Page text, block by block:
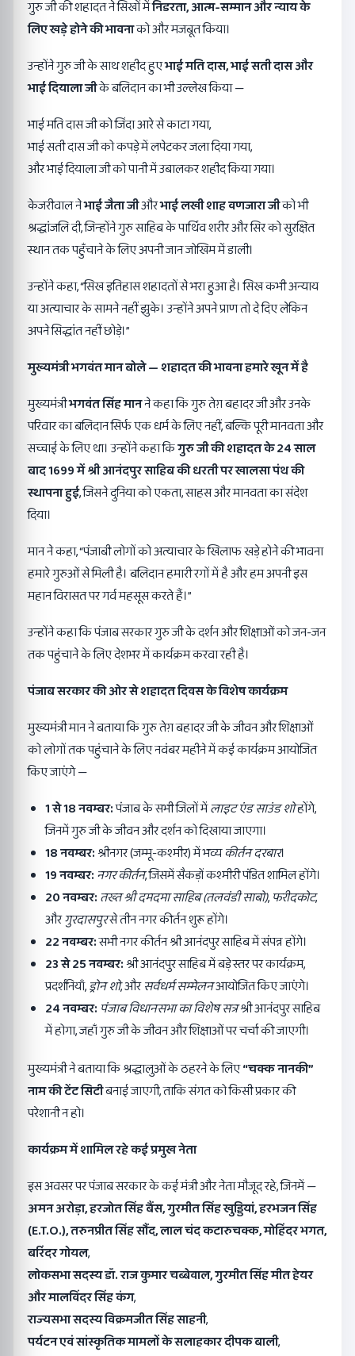
गुरु जी की शहादत ने सिखों मेंनिडरता,आत्म-सम्मान और न्याय के
लिए खड़े होने की भावनाको और मजबूत किया।
उन्होंने गुरु जी के साथ शहीद हुएभाई मति दास,भाई सती दास और
भाई दियाला जीके बलिदान का भी उल्लेख किया —
भाई मति दास जी को जिंदा आरे से काटा गया,
भाई सती दास जी को कपड़े में लपेटकर जला दिया गया,
और भाई दियाला जी को पानी में उबालकर शहीद किया गया।
केजरीवाल नेभाई जैता जीऔरभाई लखी शाह वणजारा जीको भी
श्रद्धांजलि दी, जिन्होंने गुरु साहिब के पार्थिव शरीर और सिर को सुरक्षित
स्थान तक पहुँचाने के लिए अपनी जान जोखिम में डाली।
उन्होंने कहा, “सिख इतिहास शहादतों से भरा हुआ है। सिख कभी अन्याय
या अत्याचार के सामने नहीं झुके। उन्होंने अपने प्राण तो दे दिए लेकिन
अपने सिद्धांत नहीं छोड़े।”
मुख्यमंत्री भगवंत मान बोले—शहादत की भावना हमारे खून में है
मुख्यमंत्रीभगवंत सिंह मानने कहा कि गुरु तेग़ बहादर जी और उनके
परिवार का बलिदान सिर्फ एक धर्म के लिए नहीं, बल्कि पूरी मानवता और
सच्चाई के लिए था। उन्होंने कहा किगुरु जी की शहादत के24साल
बाद1699में श्री आनंदपुर साहिब की धरती पर खालसा पंथ की
स्थापना हुई, जिसने दुनिया को एकता, साहस और मानवता का संदेश
दिया।
मान ने कहा, “पंजाबी लोगों को अत्याचार के खिलाफ खड़े होने की भावना
हमारे गुरुओं से मिली है। बलिदान हमारी रगों में है और हम अपनी इस
महान विरासत पर गर्व महसूस करते हैं।”
उन्होंने कहा कि पंजाब सरकार गुरु जी के दर्शन और शिक्षाओं को जन-जन
तक पहुंचाने के लिए देशभर में कार्यक्रम करवा रही है।
पंजाब सरकार की ओर से शहादत दिवस के विशेष कार्यक्रम
मुख्यमंत्री मान ने बताया कि गुरु तेग़ बहादर जी के जीवन और शिक्षाओं
को लोगों तक पहुंचाने के लिए नवंबर महीने में कई कार्यक्रम आयोजित
किए जाएंगे —
1से18नवम्बर:पंजाब के सभी जिलों मेंलाइट एंड साउंड शोहोंगे,
जिनमें गुरु जी के जीवन और दर्शन को दिखाया जाएगा।
18नवम्बर:श्रीनगर (जम्मू-कश्मीर) में भव्यकीर्तन दरबार।
19नवम्बर: नगर कीर्तन, जिसमें सैकड़ों कश्मीरी पंडित शामिल होंगे।
20नवम्बर: तख्त श्री दमदमा साहिब (तलवंडी साबो), फरीदकोट,
औरगुरदासपुरसे तीन नगर कीर्तन शुरू होंगे।
22नवम्बर:सभी नगर कीर्तन श्री आनंदपुर साहिब में संपन्न होंगे।
23से25नवम्बर:श्री आनंदपुर साहिब में बड़े स्तर पर कार्यक्रम,
प्रदर्शनियाँ,ड्रोन शो, औरसर्वधर्म सम्मेलनआयोजित किए जाएंगे।
24नवम्बर: पंजाब विधानसभा का विशेष सत्रश्री आनंदपुर साहिब
में होगा, जहाँ गुरु जी के जीवन और शिक्षाओं पर चर्चा की जाएगी।
मुख्यमंत्री ने बताया कि श्रद्धालुओं के ठहरने के लिए“चक्क नानकी”
नाम की टेंट सिटीबनाई जाएगी, ताकि संगत को किसी प्रकार की
परेशानी न हो।
कार्यक्रम में शामिल रहे कई प्रमुख नेता
इस अवसर पर पंजाब सरकार के कई मंत्री और नेता मौजूद रहे, जिनमें —
अमन अरोड़ा,हरजोत सिंह बैंस,गुरमीत सिंह खुड्डियां,हरभजन सिंह
(E.T.O.),तरुनप्रीत सिंह सौंद,लाल चंद कटारुचक्क,मोहिंदर भगत,
बरिंदर गोयल,
लोकसभा सदस्य डॉ. राज कुमार चब्बेवाल,गुरमीत सिंह मीत हेयर
और मालविंदर सिंह कंग,
राज्यसभा सदस्य विक्रमजीत सिंह साहनी,
पर्यटन एवं सांस्कृतिक मामलों के सलाहकार दीपक बाली,